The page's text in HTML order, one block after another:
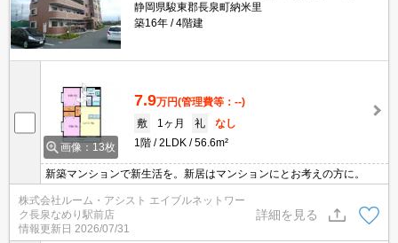
静岡県駿東郡長泉町納米里
築16年
4階建
画像：13枚
7.9万円(管理費等：--)
敷
1ヶ月 礼
なし
1階
2LDK 56.6m²
新築マンションで新生活を。新居はマンションにとお考えの方に。
株式会社ルーム・アシスト エイブルネットワー
ク長泉なめり駅前店
情報更新日 2026/07/31
詳細を見る